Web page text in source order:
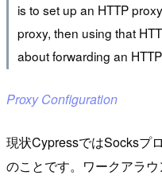
is to set up an HTTP
proxy, then using that
about forwarding an
Proxy Configuration
現状CypressではSocksプ
のことです。ワークアラ